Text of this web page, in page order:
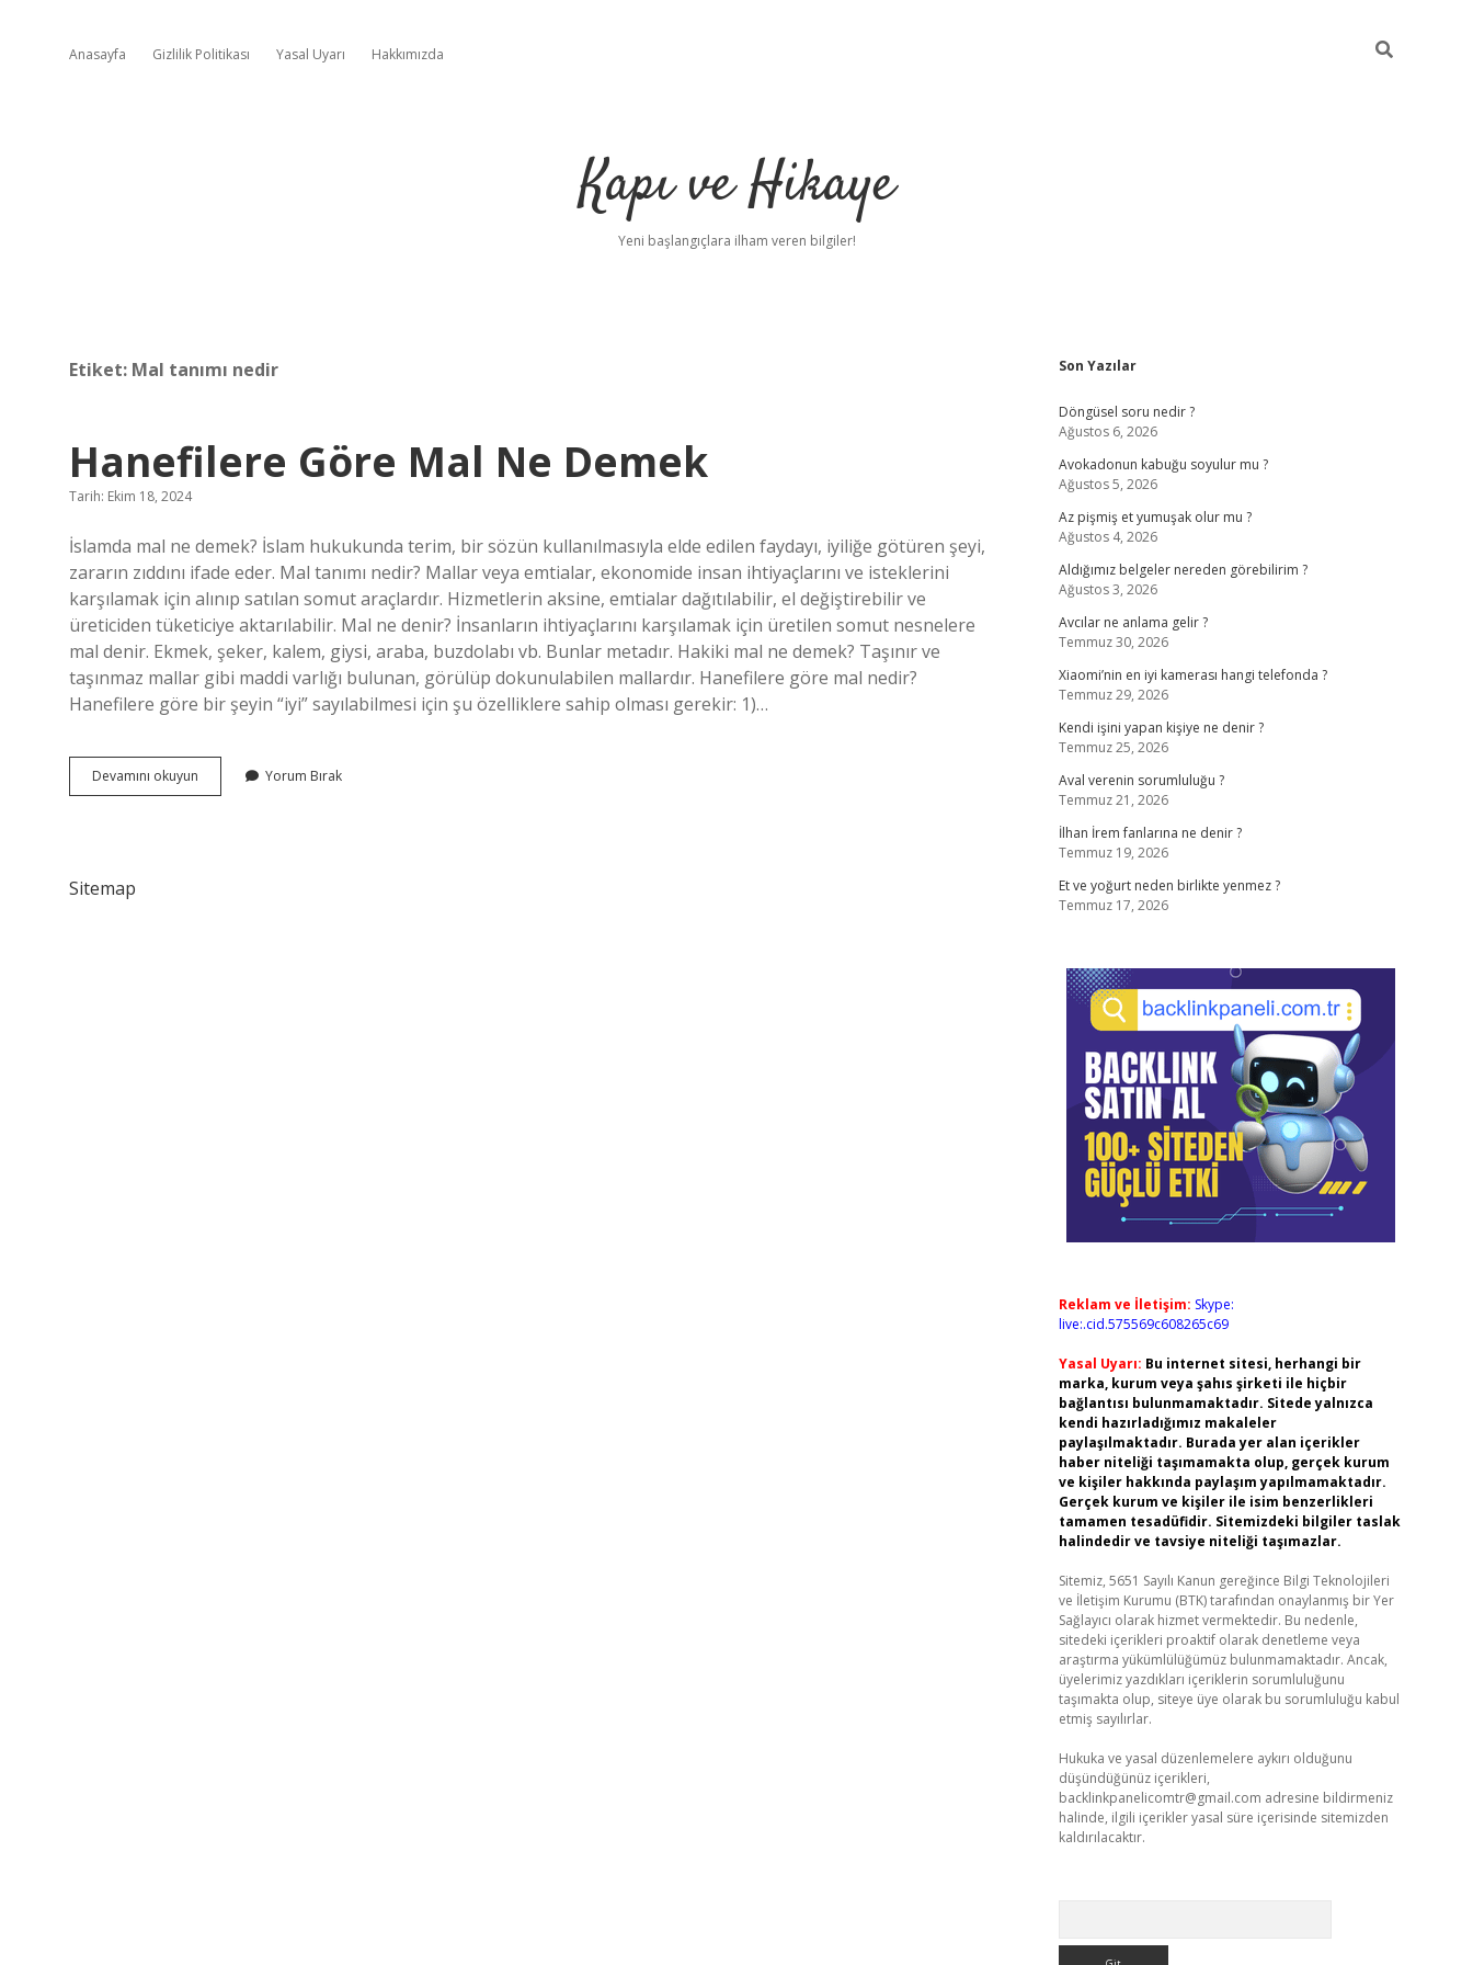
Anasayfa Gizlilik Politikası Yasal Uyarı Hakkımızda
Kapı ve Hikaye
Yeni başlangıçlara ilham veren bilgiler!
Etiket: Mal tanımı nedir
Hanefilere Göre Mal Ne Demek
Tarih: Ekim 18, 2024
İslamda mal ne demek? İslam hukukunda terim, bir sözün kullanılmasıyla elde edilen faydayı, iyiliğe götüren şeyi,
zararın zıddını ifade eder. Mal tanımı nedir? Mallar veya emtialar, ekonomide insan ihtiyaçlarını ve isteklerini
karşılamak için alınıp satılan somut araçlardır. Hizmetlerin aksine, emtialar dağıtılabilir, el değiştirebilir ve
üreticiden tüketiciye aktarılabilir. Mal ne denir? İnsanların ihtiyaçlarını karşılamak için üretilen somut nesnelere
mal denir. Ekmek, şeker, kalem, giysi, araba, buzdolabı vb. Bunlar metadır. Hakiki mal ne demek? Taşınır ve
taşınmaz mallar gibi maddi varlığı bulunan, görülüp dokunulabilen mallardır. Hanefilere göre mal nedir?
Hanefilere göre bir şeyin “iyi” sayılabilmesi için şu özelliklere sahip olması gerekir: 1)…
Devamını okuyun Hanefilere
Göre
Yorum Bırak
Sitemap
Sidebar
Son Yazılar
Döngüsel soru nedir ?
Ağustos 6, 2026
Avokadonun kabuğu soyulur mu ?
Ağustos 5, 2026
Az pişmiş et yumuşak olur mu ?
Ağustos 4, 2026
Aldığımız belgeler nereden görebilirim ?
Ağustos 3, 2026
Avcılar ne anlama gelir ?
Temmuz 30, 2026
Xiaomi’nin en iyi kamerası hangi telefonda ?
Temmuz 29, 2026
Kendi işini yapan kişiye ne denir ?
Temmuz 25, 2026
Aval verenin sorumluluğu ?
Temmuz 21, 2026
İlhan İrem fanlarına ne denir ?
Temmuz 19, 2026
Et ve yoğurt neden birlikte yenmez ?
Temmuz 17, 2026
Reklam ve İletişim: Skype:
live:.cid.575569c608265c69
Yasal Uyarı: Bu internet sitesi, herhangi bir
marka, kurum veya şahıs şirketi ile hiçbir
bağlantısı bulunmamaktadır. Sitede yalnızca
kendi hazırladığımız makaleler
paylaşılmaktadır. Burada yer alan içerikler
haber niteliği taşımamakta olup, gerçek kurum
ve kişiler hakkında paylaşım yapılmamaktadır.
Gerçek kurum ve kişiler ile isim benzerlikleri
tamamen tesadüfidir. Sitemizdeki bilgiler taslak
halindedir ve tavsiye niteliği taşımazlar.
Sitemiz, 5651 Sayılı Kanun gereğince Bilgi Teknolojileri
ve İletişim Kurumu (BTK) tarafından onaylanmış bir Yer
Sağlayıcı olarak hizmet vermektedir. Bu nedenle,
sitedeki içerikleri proaktif olarak denetleme veya
araştırma yükümlülüğümüz bulunmamaktadır. Ancak,
üyelerimiz yazdıkları içeriklerin sorumluluğunu
taşımakta olup, siteye üye olarak bu sorumluluğu kabul
etmiş sayılırlar.
Hukuka ve yasal düzenlemelere aykırı olduğunu
düşündüğünüz içerikleri,
backlinkpanelicomtr@gmail.com adresine bildirmeniz
halinde, ilgili içerikler yasal süre içerisinde sitemizden
kaldırılacaktır.